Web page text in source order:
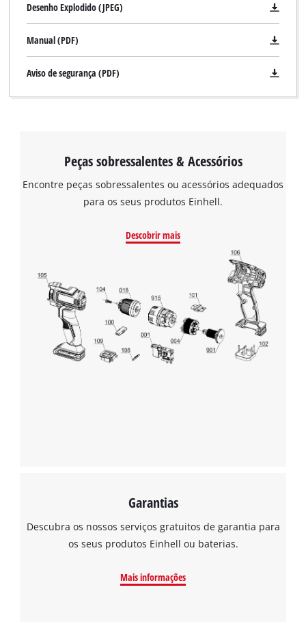
Desenho Explodido (JPEG)
Manual (PDF)
Aviso de segurança (PDF)
Peças sobressalentes & Acessórios
Encontre peças sobressalentes ou acessórios adequados
para os seus produtos Einhell.
Descobrir mais
Garantias
Descubra os nossos serviços gratuitos de garantia para
os seus produtos Einhell ou baterias.
Mais informações